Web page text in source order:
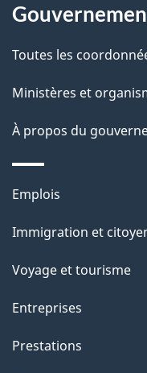
t
a
l
s
l
a
a
g
"
propos
ce
site
Toutes les
Ministères et
À propos du
Thèmes
sujets
Emplois
Immigration et
Voyage et tourisme
Entreprises
Prestations